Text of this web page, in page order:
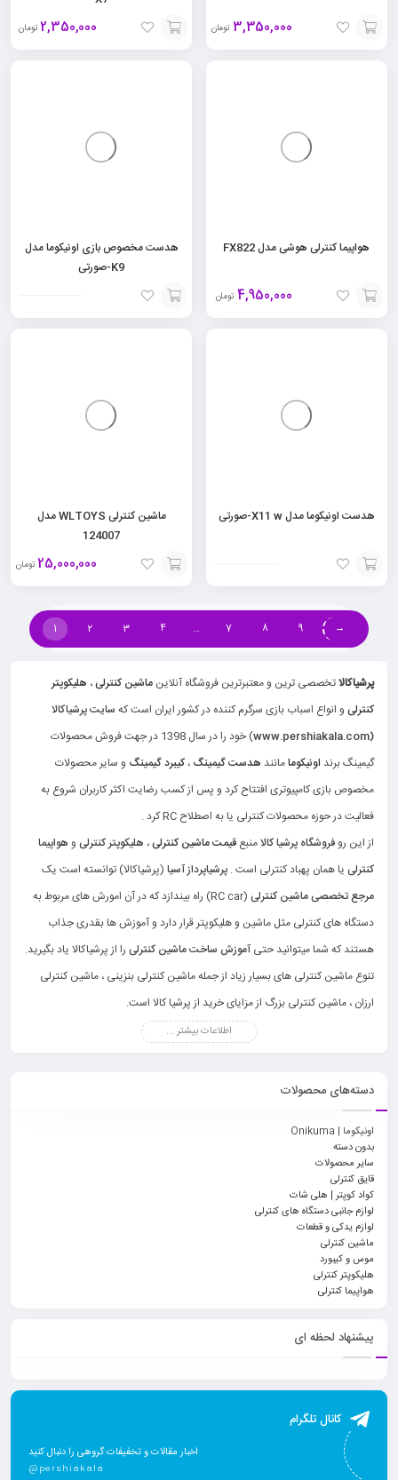
3,350,000 تومان
افزودن
2,350,000 تومان
افزودن
هواپیما کنترلی هوشی مدل FX822
4,950,000 تومان
افزودن
هدست مخصوص بازی اونیکوما مدل
K9-صورتی
افزودن
هدست اونیکوما مدل X11 w-صورتی
افزودن
به
سبد
ماشین کنترلی WLTOYS مدل
124007
25,000,000 تومان
افزودن
سبد
1 2 3 4 … 7 8 9 →
پرشیاکالاتخصصی ترین و معتبرترین فروشگاه آنلاین ماشین کنترلی، هلیکوپتر
کنترلی و انواع اسباب بازی سرگرم کننده در کشور ایران است که سایت پرشیاکالا
(www.pershiakala.com
) خود را در سال 1398 در جهت فروش محصولات
گیمینگ برند اونیکومامانند هدست گیمینگ ، کیبرد گیمینگ و سایر محصولات
مخصوص بازی کامپیوتری افتتاح کرد و پس از کسب رضایت اکثر کاربران شروع به
فعالیت در حوزه محصولات کنترلی یا به اصطلاح RC کرد .
از این روفروشگاه پرشیا کالامنبع قیمت ماشین کنترلی، هلیکوپتر کنترلی و هواپیما
کنترلی یا همان پهباد کنترلی است . پرشیاپرداز آسیا (پرشیاکالا) توانسته است یک
مرجع تخصصی ماشین کنترلی
(RC car) راه بیندازد که در آن امورش های مربوط به
دستگاه های کنترلی مثل ماشین و هلیکوپتر قرار دارد و آموزش ها بقدری جذاب
هستند که شما میتوانید حتی آموزش ساخت ماشین کنترلی را از پرشیاکالا یاد بگیرید.
تنوع ماشین کنترلی های بسیار زیاد از جمله ماشین کنترلی بنزینی ، ماشین کنترلی
ارزان ، ماشین کنترلی بزرگ از مزایای خرید از پرشیا کالا است.
اطلاعات بیشتر ...
دسته‌های محصولات
اونیکوما | Onikuma
بدون دسته
سایر محصولات
قایق کنترلی
کواد کوپتر | هلی شات
لوازم جانبی دستگاه های کنترلی
لوازم یدکی و قطعات
ماشین کنترلی
موس و کیبورد
هلیکوپتر کنترلی
هواپیما کنترلی
پیشنهاد لحظه ای
کانال تلگرام
اخبار مقالات و تخفیفات گروهی را دنبال کنید
@pershiakala